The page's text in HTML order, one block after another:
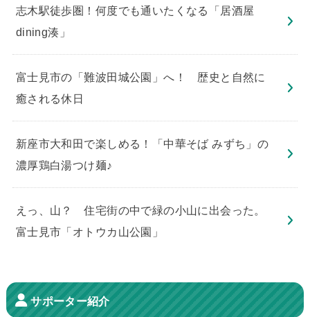
志木駅徒歩圏！何度でも通いたくなる「居酒屋
dining湊」
​富士見市の「難波田城公園」へ！ 歴史と自然に
癒される休日
新座市大和田で楽しめる！「中華そば みずち」の
濃厚鶏白湯つけ麺♪
えっ、山？ 住宅街の中で緑の小山に出会った。
富士見市「オトウカ山公園」
サポーター紹介